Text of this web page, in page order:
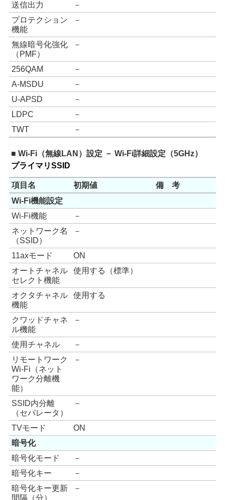
送信出力
－
プロテクション
機能
－
無線暗号化強化
（PMF）
－
256QAM
－
A-MSDU
－
U-APSD
－
LDPC
－
TWT
－
■ Wi-Fi（無線LAN）設定 － Wi-Fi詳細設定（5GHz）
プライマリSSID
項目名 初期値
備 考
Wi-Fi機能設定
Wi-Fi機能
－
ネットワーク名
（SSID）
－
11axモード
ON
オートチャネル
セレクト機能
使用する（標準）
オクタチャネル
機能
使用する
クワッドチャネ
ル機能
－
使用チャネル
－
リモートワーク
Wi-Fi（ネット
ワーク分離機
能）
－
SSID内分離
（セパレータ）
－
TVモード
ON
暗号化
暗号化モード
－
暗号化キー
－
暗号化キー更新
間隔（分）
－